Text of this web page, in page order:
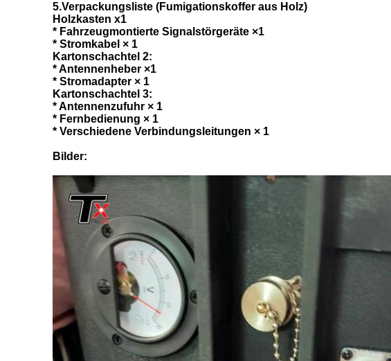
5.Verpackungsliste (Fumigationskoffer aus Holz)
Holzkasten x1
* Fahrzeugmontierte Signalstörgeräte ×1
* Stromkabel × 1
Kartonschachtel 2:
* Antennenheber ×1
* Stromadapter × 1
Kartonschachtel 3:
* Antennenzufuhr × 1
* Fernbedienung × 1
* Verschiedene Verbindungsleitungen × 1
Bilder: